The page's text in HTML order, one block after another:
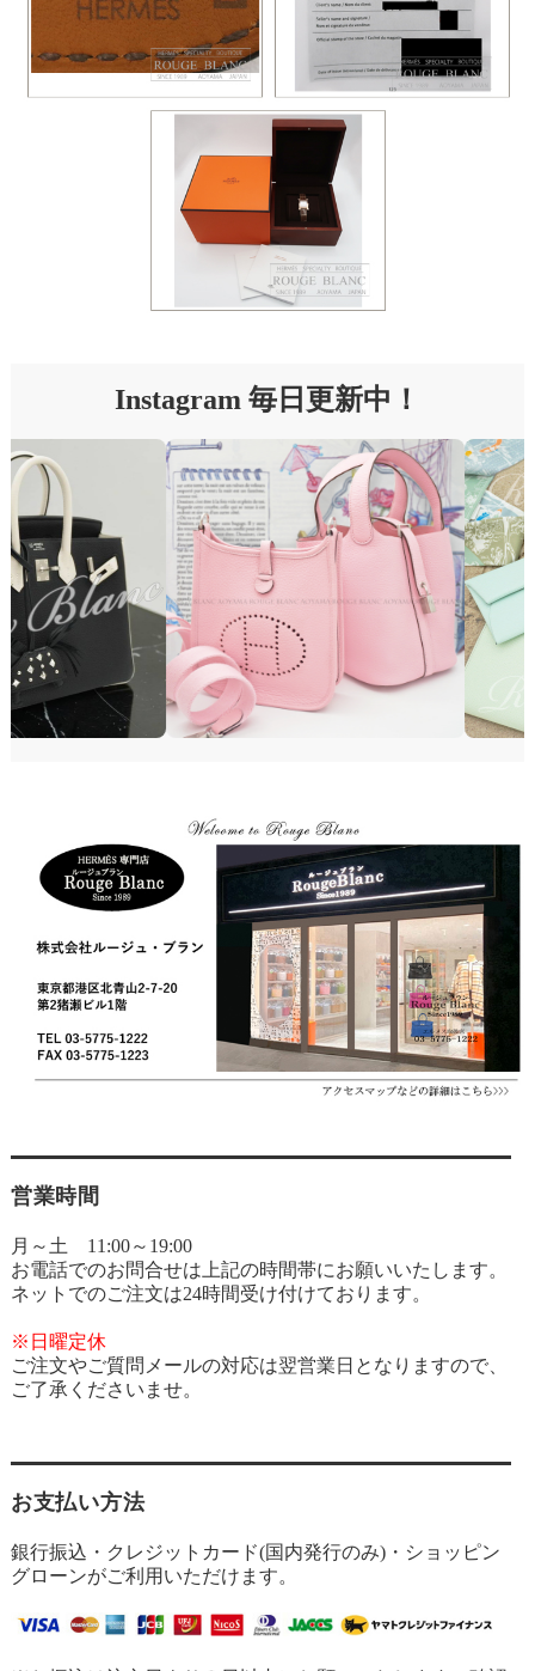
Instagram 毎日更新中！
営業時間
月～土 11:00～19:00
お電話でのお問合せは上記の時間帯にお願いいたします。
ネットでのご注文は24時間受け付けております。
※日曜定休
ご注文やご質問メールの対応は翌営業日となりますので、
ご了承くださいませ。
お支払い方法
銀行振込・クレジットカード(国内発行のみ)・ショッピン
グローンがご利用いただけます。